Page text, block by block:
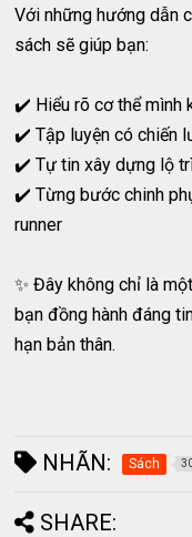
Với những hướng dẫn
sách sẽ giúp bạn:
✔️ Hiểu rõ cơ thể mình
✔️ Tập luyện có chiến
✔️ Tự tin xây dựng lộ
✔️ Từng bước chinh
runner
✨ Đây không chỉ là
bạn đồng hành đáng
hạn bản thân.
NHÃN: Sách
SHARE: